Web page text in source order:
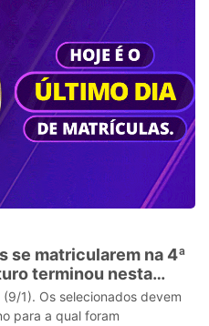
se matricularem na 4ª
terminou nesta
1). Os selecionados devem
para a qual foram